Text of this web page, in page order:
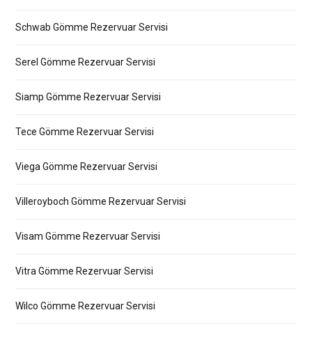
Schwab Gömme Rezervuar Servisi
Serel Gömme Rezervuar Servisi
Siamp Gömme Rezervuar Servisi
Tece Gömme Rezervuar Servisi
Viega Gömme Rezervuar Servisi
Villeroyboch Gömme Rezervuar Servisi
Visam Gömme Rezervuar Servisi
Vitra Gömme Rezervuar Servisi
Wilco Gömme Rezervuar Servisi